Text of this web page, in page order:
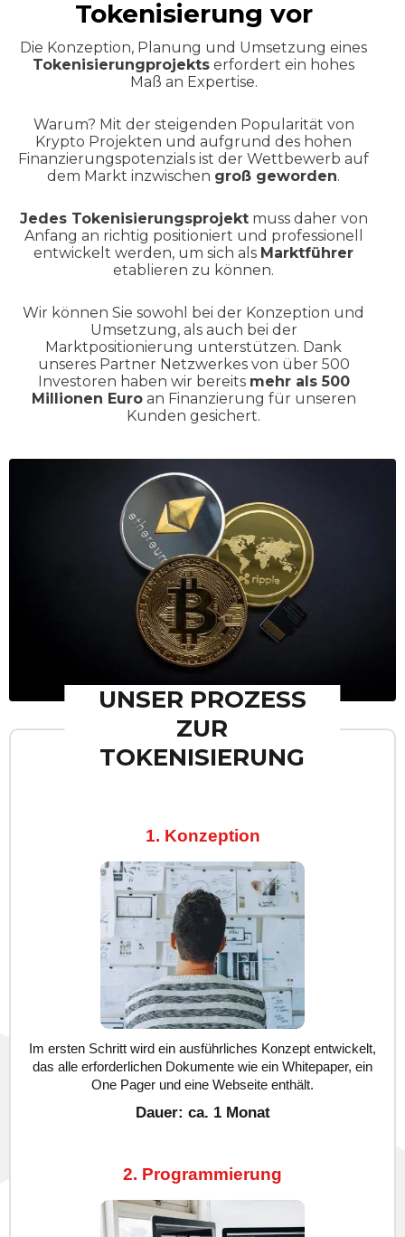
Tokenisierung vor
Die Konzeption, Planung und Umsetzung eines
Tokenisierungprojekts erfordert ein hohes
Maß an Expertise.
Warum? Mit der steigenden Popularität von
Krypto Projekten und aufgrund des hohen
Finanzierungspotenzials ist der Wettbewerb auf
dem Markt inzwischen groß geworden.
Jedes Tokenisierungsprojektmuss daher von
Anfang an richtig positioniert und professionell
entwickelt werden, um sich als Marktführer
etablieren zu können.
Wir können Sie sowohl bei der Konzeption und
Umsetzung, als auch bei der
Marktpositionierung unterstützen. Dank
unseres Partner Netzwerkes von über 500
Investoren haben wir bereits mehr als 500
Millionen Euroan Finanzierung für unseren
Kunden gesichert.
UNSER PROZESS
ZUR
TOKENISIERUNG
1. Konzeption
Im ersten Schritt wird ein ausführliches Konzept entwickelt,
das alle erforderlichen Dokumente wie ein Whitepaper, ein
One Pager und eine Webseite enthält.
Dauer: ca. 1 Monat
2. Programmierung